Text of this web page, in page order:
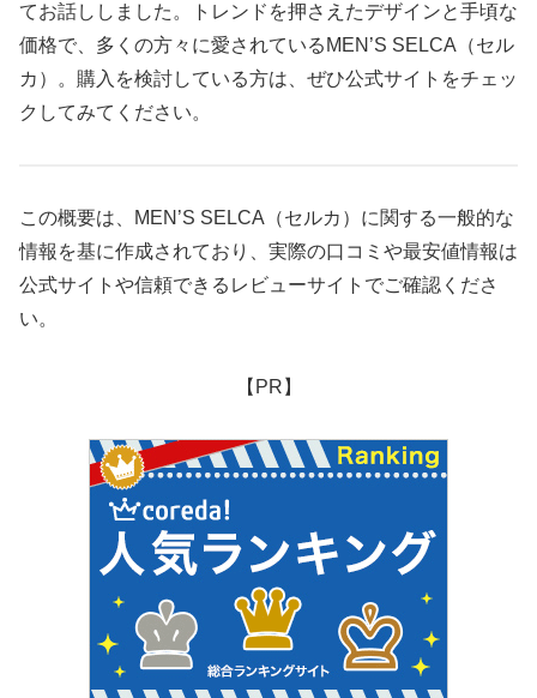
てお話ししました。トレンドを押さえたデザインと手頃な
価格で、多くの方々に愛されているMEN’S SELCA（セル
カ）。購入を検討している方は、ぜひ公式サイトをチェッ
クしてみてください。
この概要は、MEN’S SELCA（セルカ）に関する一般的な
情報を基に作成されており、実際の口コミや最安値情報は
公式サイトや信頼できるレビューサイトでご確認くださ
い。
【PR】